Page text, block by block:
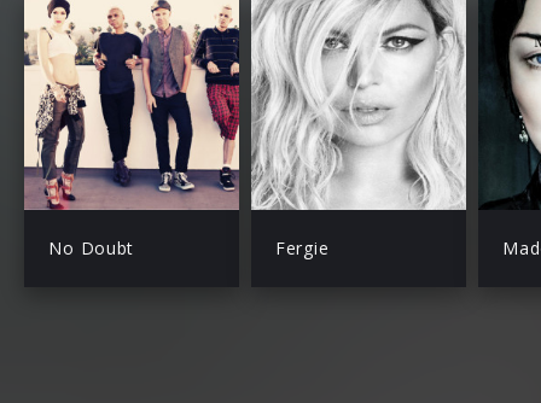
No Doubt Fergie